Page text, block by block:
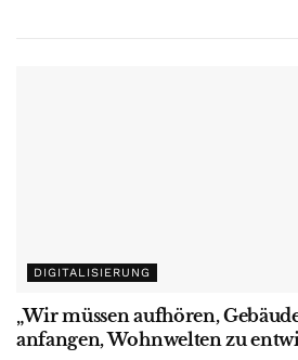
DIGITALISIERUNG
„Wir müssen aufhören,
anfangen, Wohnwelten zu